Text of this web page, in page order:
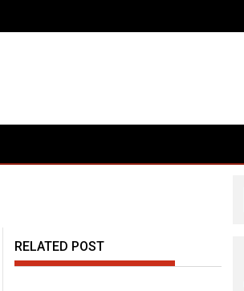
RELATED POST